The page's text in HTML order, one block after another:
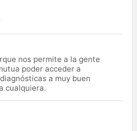
nos permite a la gente
poder acceder a
a muy buen
cualquiera.